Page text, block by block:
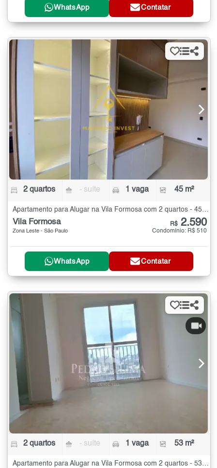
WhatsApp Contatar
2 quartos - suíte 1 vaga 45 m²
Apartamento para Alugar na Vila Formosa com 2 quartos - 45 m²
Vila Formosa
Zona Leste - São Paulo
R$ 2.590
Condomínio: R$ 510
WhatsApp Contatar
2 quartos - suíte 1 vaga 53 m²
Apartamento para Alugar na Vila Formosa com 2 quartos - 53 m²